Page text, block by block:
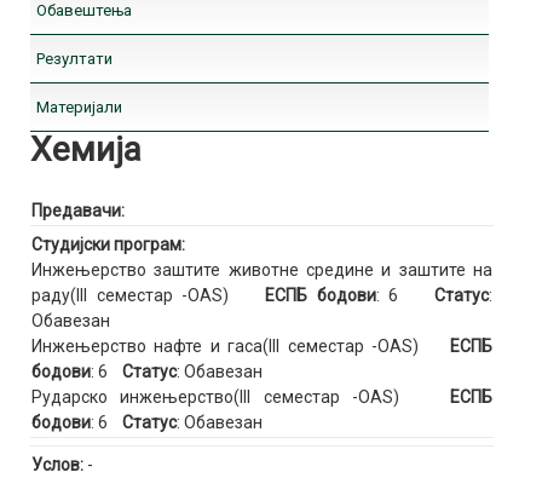
Обавештења
Резултати
Материјали
Хемија
Предавачи:
Студијски програм:
Инжењерство заштите животне средине и заштите на
раду(III семестар -OAS)
ЕСПБ бодови: 6 Статус:
Обавезан
Инжењерство нафте и гаса(III семестар -OAS)
ЕСПБ
бодови: 6 Статус: Обавезан
Рударско инжењерство(III семестар -OAS)
ЕСПБ
бодови: 6 Статус: Обавезан
Услов: -